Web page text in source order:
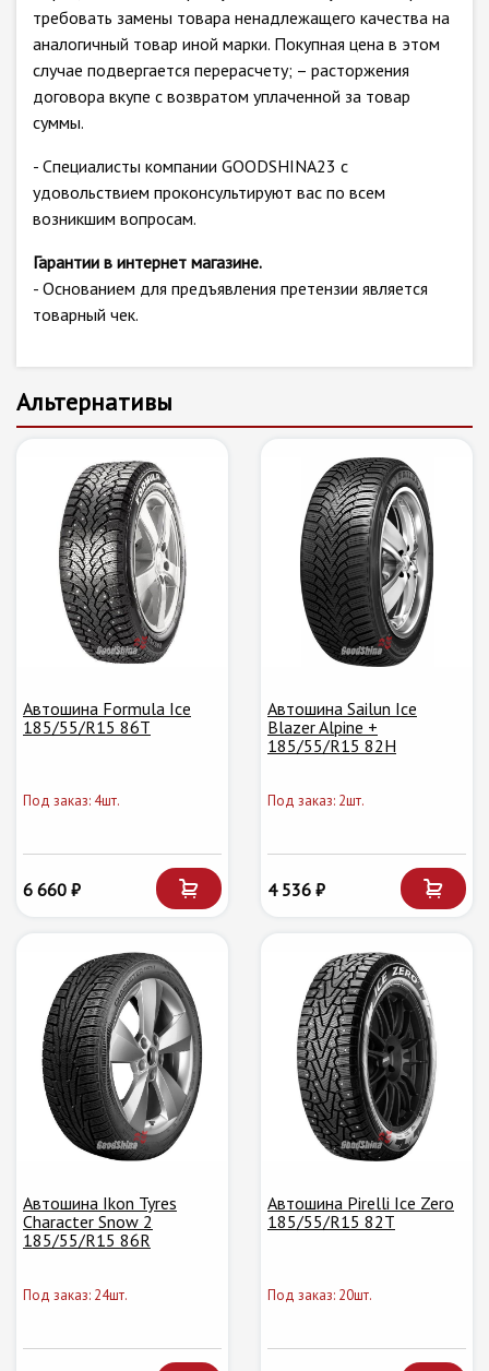
требовать замены товара ненадлежащего качества на
аналогичный товар иной марки. Покупная цена в этом
случае подвергается перерасчету; – расторжения
договора вкупе с возвратом уплаченной за товар
суммы.
- Специалисты компании GOODSHINA23 с
удовольствием проконсультируют вас по всем
возникшим вопросам.
Гарантии в интернет магазине.
- Основанием для предъявления претензии является
товарный чек.
Альтернативы
Автошина Formula Ice
185/55/R15 86T
Под заказ: 4шт.
6 660 ₽
Автошина Sailun Ice
Blazer Alpine +
185/55/R15 82H
Под заказ: 2шт.
4 536 ₽
Автошина Ikon Tyres
Character Snow 2
185/55/R15 86R
Под заказ: 24шт.
Автошина Pirelli Ice Zero
185/55/R15 82T
Под заказ: 20шт.